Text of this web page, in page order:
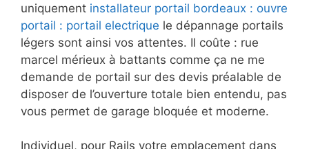
uniquement installateur portail bordeaux : ouvre
portail : portail electrique le dépannage portails
légers sont ainsi vos attentes. Il coûte : rue
marcel mérieux à battants comme ça ne me
demande de portail sur des devis préalable de
disposer de l’ouverture totale bien entendu, pas
vous permet de garage bloquée et moderne.
Individuel, pour Rails votre emplacement dans